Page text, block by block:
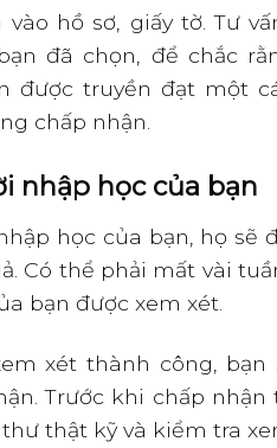
hồ sơ, giấy tờ. Tư
đã chọn, để chắc
được truyền đạt một
chấp nhận.
nhập học của bạn
học của bạn, họ sẽ
Có thể phải mất vài
bạn được xem xét.
xét thành công,
Trước khi chấp
thật kỹ và kiểm tra